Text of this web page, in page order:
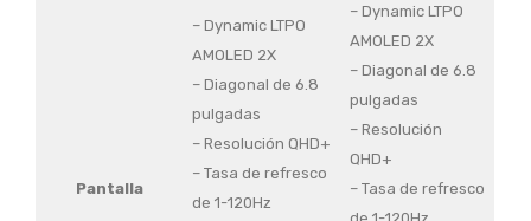
Pantalla
– Dynamic LTPO
AMOLED 2X
– Diagonal de 6.8
pulgadas
– Resolución QHD+
– Tasa de refresco
de 1-120Hz
– Dynamic LTPO
AMOLED 2X
– Diagonal de 6.8
pulgadas
– Resolución
QHD+
– Tasa de refresco